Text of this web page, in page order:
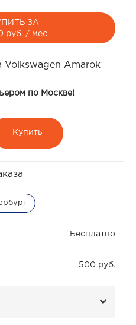
ЗА
руб. / мес
Volkswagen Amarok
по Москве!
Купить
Бесплатно
500 руб.